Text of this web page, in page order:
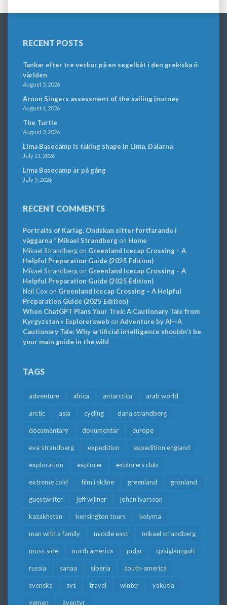
RECENT POSTS
Tankar efter tre veckor på en segelbåt i den grekiska ö-
världen
August 5, 2026
Arnon Singers assessment of the sailing journey
August 4, 2026
The Turtle
August 3, 2026
Lima Basecamp is taking shape in Lima, Dalarna
July 11, 2026
Lima Basecamp är på gång
July 9, 2026
RECENT COMMENTS
Portraits of Karlag. Ondskan sitter fortfarande i
väggarna * Mikael Strandbergon Home
Mikael Strandbergon Greenland Icecap Crossing – A
Helpful Preparation Guide (2025 Edition)
Mikael Strandbergon Greenland Icecap Crossing – A
Helpful Preparation Guide (2025 Edition)
Neil Cox on Greenland Icecap Crossing – A Helpful
Preparation Guide (2025 Edition)
When ChatGPT Plans Your Trek: A Cautionary Tale from
Kyrgyzstan » Explorersweb on Adventure by AI—A
Cautionary Tale: Why artificial intelligence shouldn’t be
your main guide in the wild
TAGS
adventure africa antarctica arab world
arctic asia cycling dana strandberg
documentary dokumentär europe
eva strandberg expedition expedition england
exploration explorer explorers club
extreme cold film i skåne greenland grönland
guestwriter jeff willner johan ivarsson
kazakhstan kensington tours kolyma
man with a family middle east mikael strandberg
moss side north america polar qasigiannguit
russia sanaa siberia south-america
svenska svt travel winter yakutia
yemen äventyr